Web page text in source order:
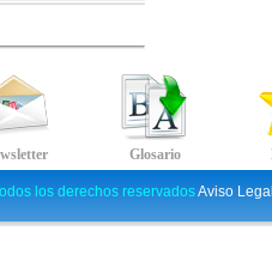
los derechos reservadosAviso Legal